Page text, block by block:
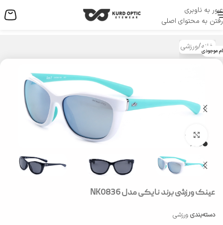
عبور به ناوبری
رفتن به محتوای اصلی
منو
خانه/ورزشی موجودی
بزرگنمایی تصویر
عینک ورزشی برند نایکی مدل NK0836
دسته‌بندی ورزشی